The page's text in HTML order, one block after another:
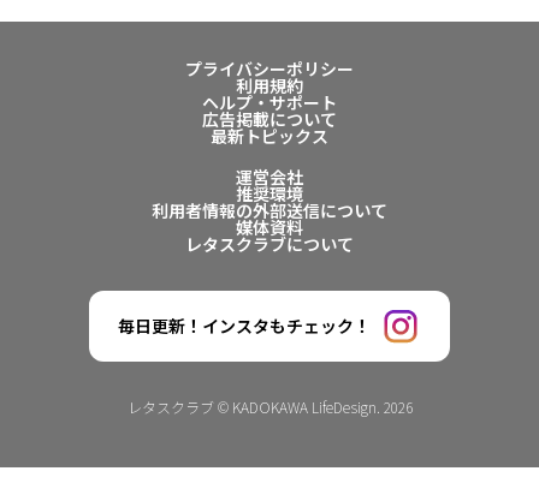
プライバシーポリシー
利用規約
ヘルプ・サポート
広告掲載について
最新トピックス
運営会社
推奨環境
利用者情報の外部送信について
媒体資料
レタスクラブについて
毎日更新！インスタもチェック！
レタスクラブ © KADOKAWA LifeDesign. 2026